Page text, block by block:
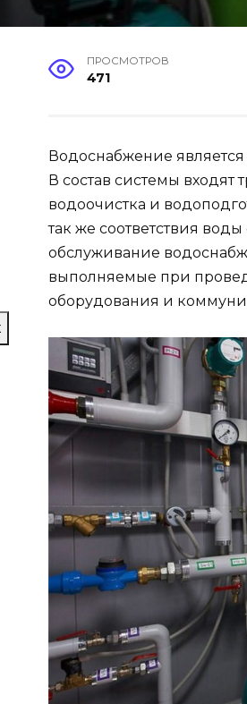
ПРОСМОТРОВ
471
Водоснабжение
В состав системы
водоочистка и
так же соответствия
обслуживание
выполняемые при
оборудования и